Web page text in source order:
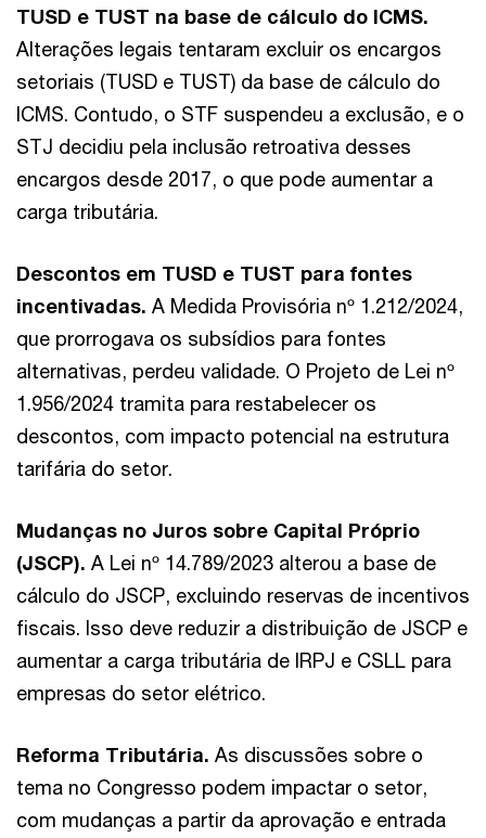
TUSD e TUST na base de cálculo do ICMS.
Alterações legais tentaram excluir os encargos
setoriais (TUSD e TUST) da base de cálculo do
ICMS. Contudo, o STF suspendeu a exclusão, e o
STJ decidiu pela inclusão retroativa desses
encargos desde 2017, o que pode aumentar a
carga tributária.
Descontos em TUSD e TUST para fontes
incentivadas. A Medida Provisória nº 1.212/2024,
que prorrogava os subsídios para fontes
alternativas, perdeu validade. O Projeto de Lei nº
1.956/2024 tramita para restabelecer os
descontos, com impacto potencial na estrutura
tarifária do setor.
Mudanças no Juros sobre Capital Próprio
(JSCP). A Lei nº 14.789/2023 alterou a base de
cálculo do JSCP, excluindo reservas de incentivos
fiscais. Isso deve reduzir a distribuição de JSCP e
aumentar a carga tributária de IRPJ e CSLL para
empresas do setor elétrico.
Reforma Tributária. As discussões sobre o
tema no Congresso podem impactar o setor,
com mudanças a partir da aprovação e entrada